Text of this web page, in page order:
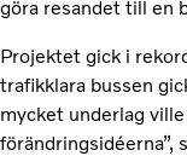
göra resandet till en
Projektet gick i
trafikklara bussen
mycket underlag
förändringsidéerna”,